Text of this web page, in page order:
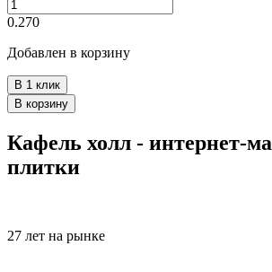
0.270
Добавлен в корзину
В 1 клик
В корзину
Кафель холл - интернет-
плитки
27 лет на рынке